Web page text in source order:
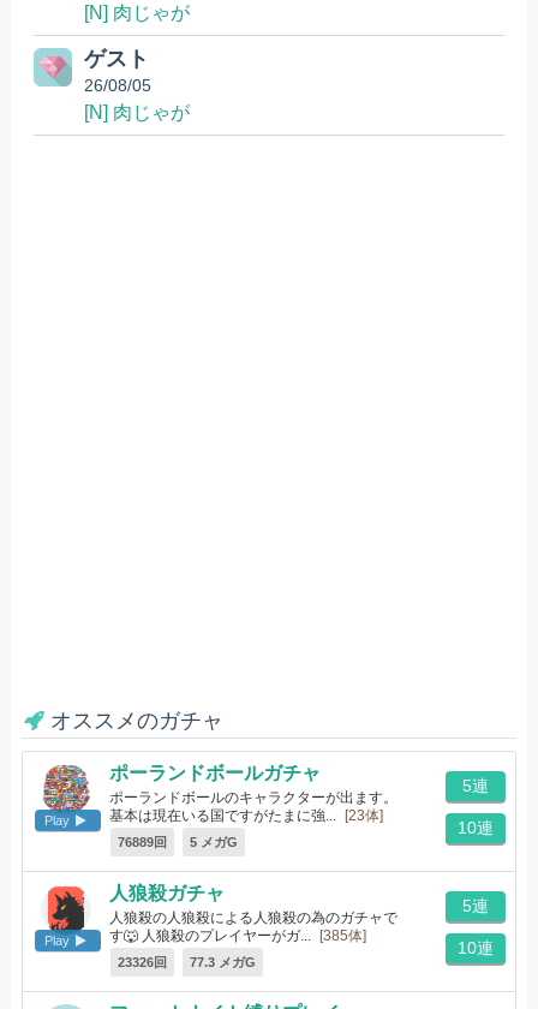
[N] 肉じゃが
ゲスト
26/08/05
[N] 肉じゃが
オススメのガチャ
Play
ポーランドボールガチャ
ポーランドボールのキャラクターが出ます。
基本は現在いる国ですがたまに強...
[23体]
76889回 5 メガG
5連
10連
Play
人狼殺ガチャ
人狼殺の人狼殺による人狼殺の為のガチャで
す🐺 人狼殺のプレイヤーがガ...
[385体]
23326回 77.3 メガG
5連
10連